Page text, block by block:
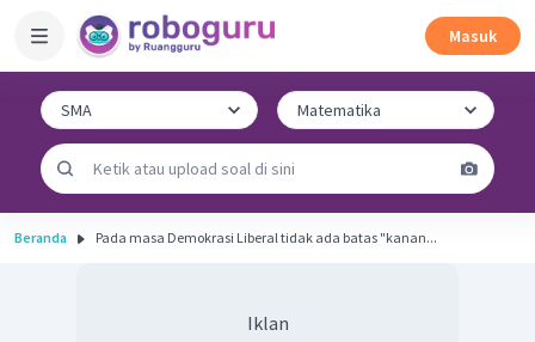
Masuk
Beranda Pada masa Demokrasi Liberal tidak ada batas "kanan...
Iklan